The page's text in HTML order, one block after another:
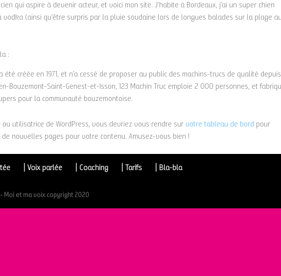
qui aspire à devenir acteur, et voici mon site. J’habite à Bordeaux, j’ai un super chien
vodka (ainsi qu’être surpris par la pluie soudaine lors de longues balades sur la plage
:
été créée en 1971, et n’a cessé de proposer au public des machins-trucs de qualité depuis
Bouzemont-Saint-Genest-et-Isson, 123 Machin Truc emploie 2 000 personnes, et
pour la communauté bouzemontoise.
utilisatrice de WordPress, vous devriez vous rendre sur votre tableau de bord pour
nouvelles pages pour votre contenu. Amusez-vous bien !
| Voix parlée | Coaching | Tarifs | Bla-bla
Moi et ma voix copyright 2020